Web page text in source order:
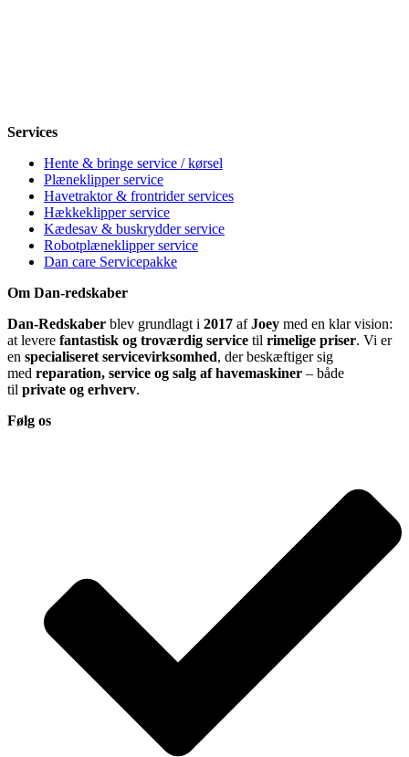
Services
Hente & bringe service / kørsel
Plæneklipper service
Havetraktor & frontrider services
Hækkeklipper service
Kædesav & buskrydder service
Robotplæneklipper service
Dan care Servicepakke
Om Dan-redskaber
Dan-Redskaber blev grundlagt i 2017 afJoey med en klar vision:
at levere fantastisk og troværdig service til rimelige priser. Vi er
en specialiseret servicevirksomhed, der beskæftiger sig
med reparation, service og salg af havemaskiner – både
til private og erhverv.
Følg os